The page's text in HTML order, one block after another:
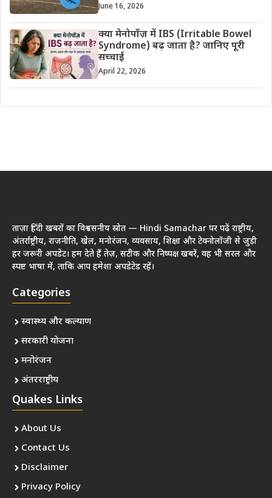
June 16, 2026
क्या मेनोपॉज़ में IBS (Irritable Bowel
Syndrome) बढ़ जाता है? जानिए पूरी
सच्चाई
April 22, 2026
ताज़ा हिंदी खबरों का विश्वसनीय स्रोत — Hindi Samachar पर पढ़ें राष्ट्रीय,
अंतर्राष्ट्रीय, राजनीति, खेल, मनोरंजन, व्यवसाय, शिक्षा और टेक्नोलॉजी से जुड़ी
हर जरूरी अपडेट। हम देते हैं तेज़, सटीक और निष्पक्ष खबरें, वह भी सरल और
स्पष्ट भाषा में, ताकि आप हमेशा अपडेटेड रहें।
Categories
स्वास्थ्य और कल्याण
सरकारी योजना
मनोरंजन
अंतरराष्ट्रीय
Quakes Links
About Us
Contact Us
Disclaimer
Privacy Policy